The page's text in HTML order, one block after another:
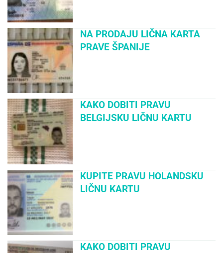
NA PRODAJU LIČNA KARTA
PRAVE ŠPANIJE
KAKO DOBITI PRAVU
BELGIJSKU LIČNU KARTU
KUPITE PRAVU HOLANDSKU
LIČNU KARTU
KAKO DOBITI PRAVU